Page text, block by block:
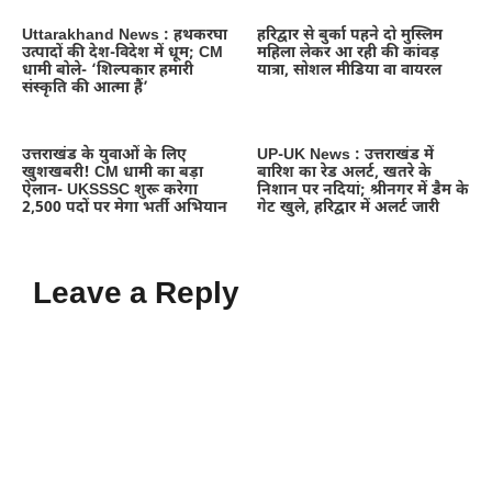
Uttarakhand News : हथकरघा
उत्पादों की देश-विदेश में धूम; CM
धामी बोले- ‘शिल्पकार हमारी
संस्कृति की आत्मा हैं’
हरिद्वार से बुर्का पहने दो मुस्लिम
महिला लेकर आ रही की कांवड़
यात्रा, सोशल मीडिया वा वायरल
उत्तराखंड के युवाओं के लिए
खुशखबरी! CM धामी का बड़ा
ऐलान- UKSSSC शुरू करेगा
2,500 पदों पर मेगा भर्ती अभियान
UP-UK News : उत्तराखंड में
बारिश का रेड अलर्ट, खतरे के
निशान पर नदियां; श्रीनगर में डैम के
गेट खुले, हरिद्वार में अलर्ट जारी
Leave a Reply